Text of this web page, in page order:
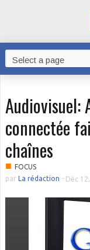
Audiovisuel:
connectée
chaînes
■ FOCUS
par La rédaction - Déc